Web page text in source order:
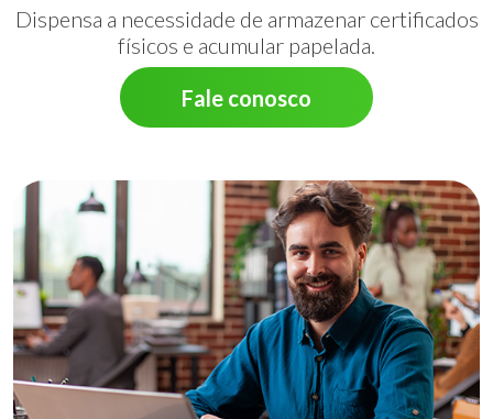
Dispensa a necessidade de armazenar certificados
físicos e acumular papelada.
Fale conosco